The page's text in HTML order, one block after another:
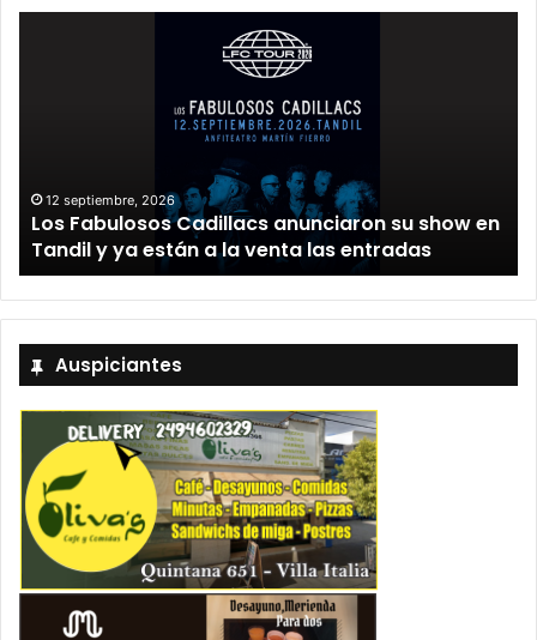
12 septiembre, 2026
Los Fabulosos Cadillacs anunciaron su show en
Tandil y ya están a la venta las entradas
Auspiciantes